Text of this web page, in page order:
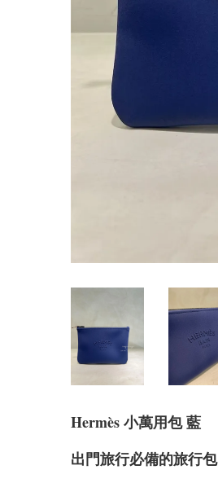
Hermès 小萬用包 藍
出門旅行必備的旅行包